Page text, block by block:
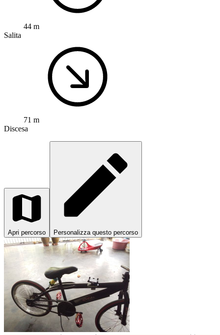
44 m
Salita
71 m
Discesa
Apri percorso Personalizza questo percorso